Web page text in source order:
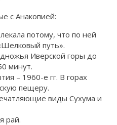
с Анакопией:
потому, что по ней
путь».
Иверской горы до
минут.
– 1960-е гг. В горах
пещеру.
виды Сухума и
рай.